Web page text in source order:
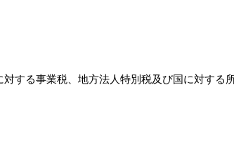
する事業税、地方法人特別税及び国に対する